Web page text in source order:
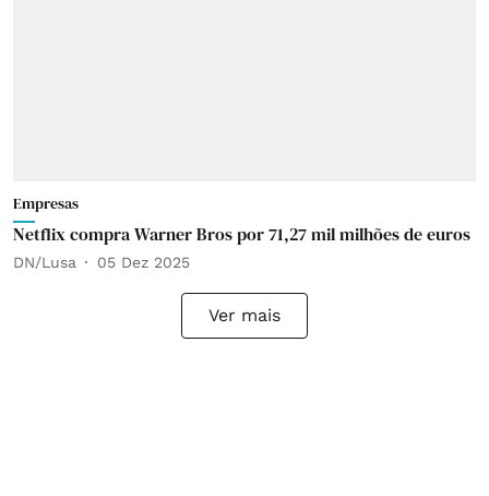
Empresas
Netflix compra Warner Bros por 71,27 mil milhões de euros
DN/Lusa 05 Dez 2025
Ver mais